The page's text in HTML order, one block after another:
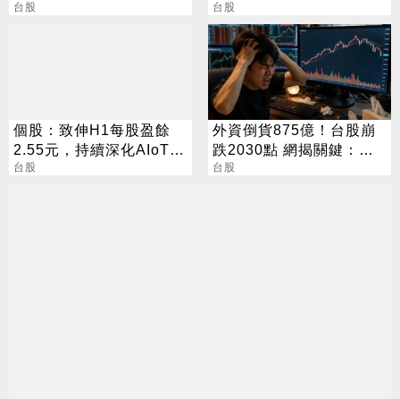
光
台股
系訂單，股價連噴漲停
台股
個股：致伸H1每股盈餘
2.55元，持續深化AIoT、
AI智慧監控、機器人與車
台股
外資倒貨875億！台股崩
跌2030點 網揭關鍵：沒
人接
台股